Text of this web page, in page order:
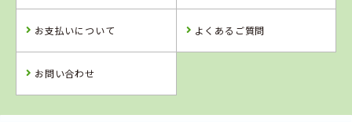
詳 細 予 約
詳 細
詳 細
お支払いについて よくあるご質問
お問い合わせ